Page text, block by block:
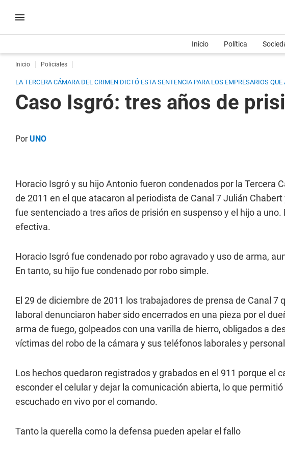
Inicio Política
Inicio Policiales
LA TERCERA CÁMARA DEL CRIMEN DICTÓ ESTA SENTENCIA PARA LOS EMPRESARIOS
Caso Isgró: tres años de
PorUNO
Horacio Isgró y su hijo Antonio fueron condenados por la Tercera
de 2011 en el que atacaron al periodista de Canal 7 Julián
fue sentenciado a tres años de prisión en suspenso y el hijo a
efectiva.
Horacio Isgró fue condenado por robo agravado y uso de arma,
En tanto, su hijo fue condenado por robo simple.
El 29 de diciembre de 2011 los trabajadores de prensa de Canal
laboral denunciaron haber sido encerrados en una pieza por el
arma de fuego, golpeados con una varilla de hierro, obligados a
víctimas del robo de la cámara y sus teléfonos laborales y
Los hechos quedaron registrados y grabados en el 911 porque el
esconder el celular y dejar la comunicación abierta, lo que
escuchado en vivo por el comando.
Tanto la querella como la defensa pueden apelar el fallo